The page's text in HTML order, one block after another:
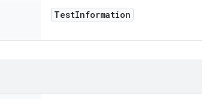
TestInformation